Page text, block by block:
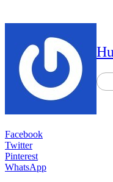
Facebook
Twitter
Pinterest
WhatsApp